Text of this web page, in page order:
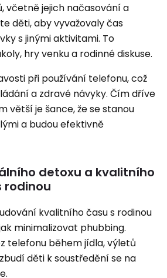
včetně jejich načasování a
děti, aby vyvažovaly čas
s jinými aktivitami. To
hry venku a rodinné diskuse.
při používání telefonu, což
a zdravé návyky. Čím dříve
větší je šance, že se stanou
a budou efektivně
detoxu a kvalitního
rodinou
kvalitního času s rodinou
minimalizovat phubbing.
telefonu během jídla, výletů
děti k soustředění se na